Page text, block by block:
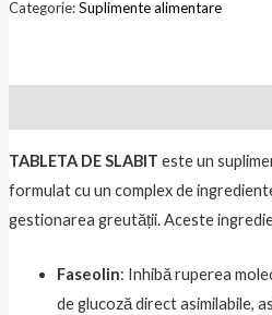
Categorie:Suplimente alimentare
TABLETA DE SLABIT este un
formulat cu un complex de
gestionarea greutății. Aceste
Faseolin: Inhibă ruperea
de glucoză direct asimilabile,